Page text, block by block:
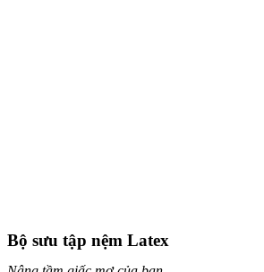
Bộ sưu tập nệm Latex